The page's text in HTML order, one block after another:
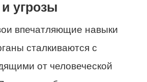
угрозы
впечатляющие навыки
сталкиваются с
от человеческой